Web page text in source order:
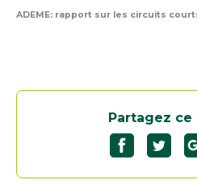
ADEME: rapport sur les circuits
Partagez ce